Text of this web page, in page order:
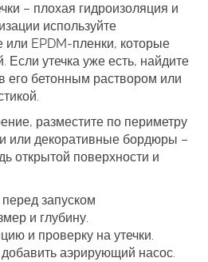
– плохая гидроизоляция и
используйте
EPDM‑пленки, которые
Если утечка уже есть, найдите
его бетонным раствором или
разместите по периметру
или декоративные бордюры –
открытой поверхности и
запуском
и глубину.
и проверку на утечки.
аэрирующий насос.